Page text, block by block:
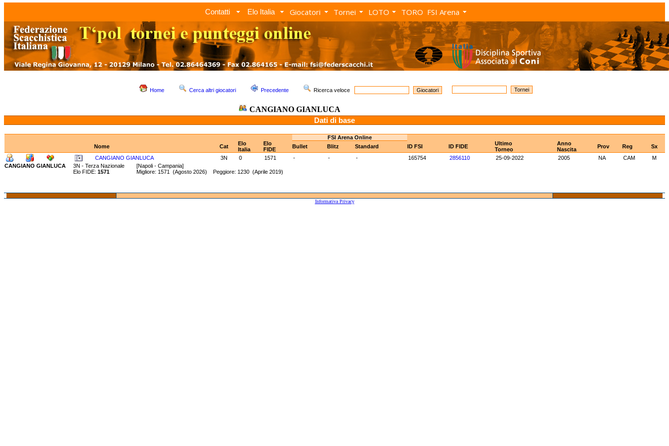
Contatti Elo Italia Giocatori Tornei LOTO TORO FSI Arena
Home Cerca altri giocatori Precedente Ricerca veloce
CANGIANO GIANLUCA
Dati di base
FSI Arena Online
Nome
Cat
Elo
Italia
Elo
FIDE
Bullet Blitz Standard ID FSI ID FIDE
Ultimo
Torneo
Anno
Nascita
Prov Reg
Sx
CANGIANO GIANLUCA
3N 0 1571 - - - 165754 2856110 25-09-2022 2005 NA CAM
M
CANGIANO GIANLUCA
3N - Terza Nazionale [Napoli - Campania]
Elo FIDE: 1571 Migliore: 1571 (Agosto 2026) Peggiore: 1230 (Aprile 2019)
Informativa Privacy